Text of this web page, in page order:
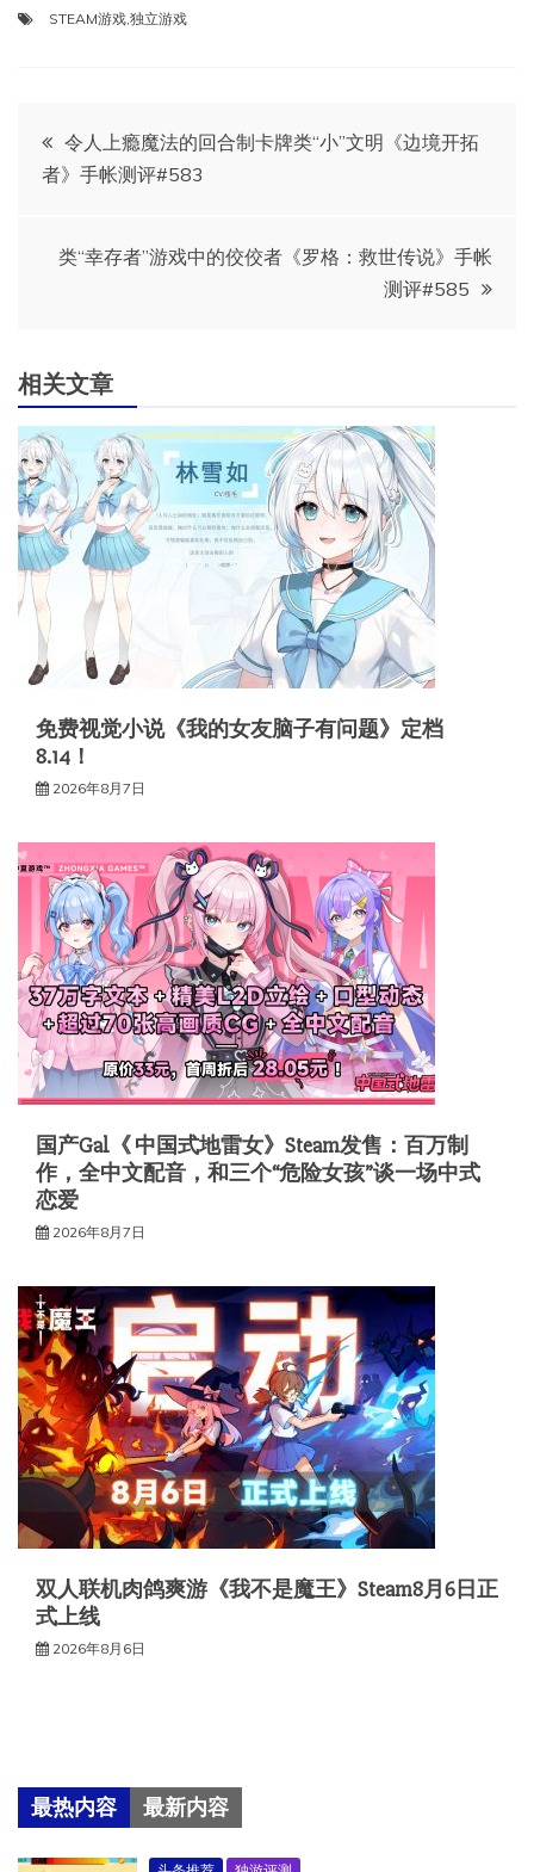
STEAM游戏 独立游戏
文
章
令人上瘾魔法的回合制卡牌类“小”文明《边境开拓
者》手帐测评#583
类“幸存者”游戏中的佼佼者《罗格：救世传说》手帐
测评#585
相关文章
免费视觉小说《我的女友脑子有问题》定档
8.14！
2026年8月7日
国产Gal《 中国式地雷女》Steam发售：百万制
作，全中文配音，和三个“危险女孩”谈一场中式
恋爱
2026年8月7日
双人联机肉鸽爽游《我不是魔王》Steam8月6日正
式上线
2026年8月6日
最热内容 最新内容